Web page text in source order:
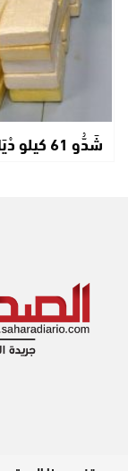
شَدُّو 61 كيلو دْيَالْ الكوكايين فَالكركرات..